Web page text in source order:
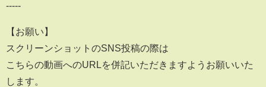
-----
【お願い】
スクリーンショットのSNS投稿の際は
こちらの動画へのURLを併記いただきますようお願いいた
します。